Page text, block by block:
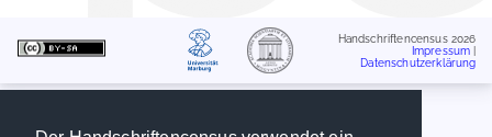
Handschriftencensus 2026
Impressum
Datenschutzerklärung